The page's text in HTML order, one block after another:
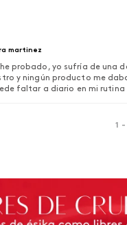
martinez
probado, yo sufría de una
y ningún producto me
faltar a diario en mi rutina
1 -